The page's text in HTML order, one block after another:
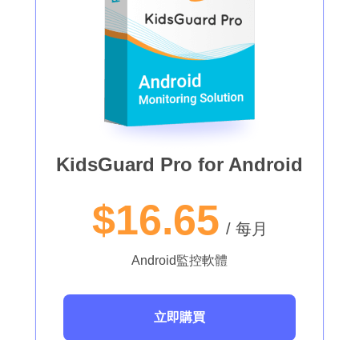
KidsGuard Pro for Android
$16.65 / 每月
Android監控軟體
立即購買